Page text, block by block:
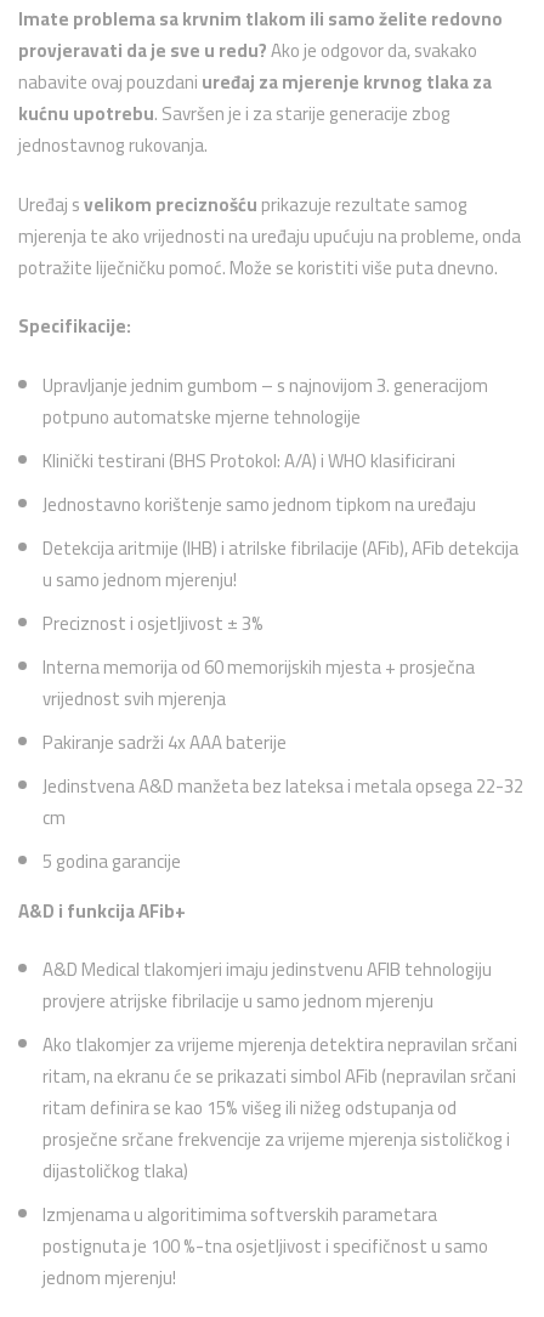
Imate problema sa krvnim tlakom ili samo želite redovno
provjeravati da je sve u redu?Ako je odgovor da, svakako
nabavite ovaj pouzdaniuređaj za mjerenje krvnog tlaka za
kućnu upotrebu. Savršen je i za starije generacije zbog
jednostavnog rukovanja.
Uređaj svelikom preciznošćuprikazuje rezultate samog
mjerenja te ako vrijednosti na uređaju upućuju na probleme, onda
potražite liječničku pomoć. Može se koristiti više puta dnevno.
Specifikacije:
Upravljanje jednim gumbom – s najnovijom 3. generacijom
potpuno automatske mjerne tehnologije
Klinički testirani (BHS Protokol: A/A) i WHO klasificirani
Jednostavno korištenje samo jednom tipkom na uređaju
Detekcija aritmije (IHB) i atrilske fibrilacije (AFib), AFib detekcija
u samo jednom mjerenju!
Preciznost i osjetljivost ± 3%
Interna memorija od 60 memorijskih mjesta + prosječna
vrijednost svih mjerenja
Pakiranje sadrži 4x AAA baterije
Jedinstvena A&D manžeta bez lateksa i metala opsega 22-32
cm
5 godina garancije
A&D i funkcija AFib+
A&D Medical tlakomjeri imaju jedinstvenu AFIB tehnologiju
provjere atrijske fibrilacije u samo jednom mjerenju
Ako tlakomjer za vrijeme mjerenja detektira nepravilan srčani
ritam, na ekranu će se prikazati simbol AFib (nepravilan srčani
ritam definira se kao 15% višeg ili nižeg odstupanja od
prosječne srčane frekvencije za vrijeme mjerenja sistoličkog i
dijastoličkog tlaka)
Izmjenama u algoritimima softverskih parametara
postignuta je 100 %-tna osjetljivost i specifičnost u samo
jednom mjerenju!